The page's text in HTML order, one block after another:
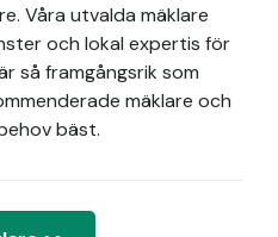
Våra utvalda mäklare
och lokal expertis för
så framgångsrik som
mäklare och
bäst.